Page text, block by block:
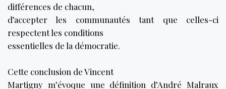
différences de chacun,
d’accepter les communautés tant que celles-ci
respectent les conditions
essentielles de la démocratie.
Cette conclusion de Vincent
Martigny m’évoque une définition d’André Malraux